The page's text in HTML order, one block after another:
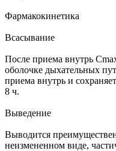
Фармакокинетика
Всасывание
После приема внутрь
оболочке дыхательных
приема внутрь и
8 ч.
Выведение
Выводится
неизмененном виде,